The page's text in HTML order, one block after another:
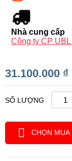
Nhà cung cấp
Công ty CP
31.100.000 ₫
SỐ LƯỢNG
CHỌN MUA